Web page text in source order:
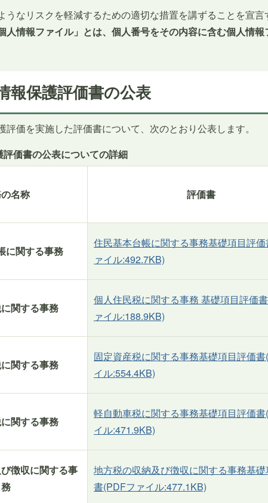
うなリスクを軽減するための適切な措置を講ずることを宣言
人情報ファイル」とは、個人番号をその内容に含む個人情
報保護評価書の公表
評価を実施した評価書について、次のとおり公表します。
価書の公表についての詳細
名称 評価書
に関する事務
住民基本台帳に関する事務基礎項目評
ァイル:492.7KB)
関する事務
個人住民税に関する事務 基礎項目評価
ァイル:188.9KB)
関する事務
固定資産税に関する事務基礎項目評価
イル:554.4KB)
関する事務
軽自動車税に関する事務基礎項目評価
イル:471.9KB)
徴収に関する事
務
地方税の収納及び徴収に関する事務基
書(PDFファイル:477.1KB)